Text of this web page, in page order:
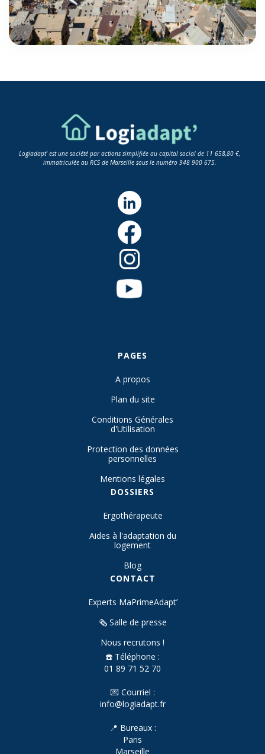
Logiadapt' est une société par actions simplifiée au capital social de 11 658,80 €,
immatriculée au RCS de Marseille sous le numéro 948 900 675.
PAGES
A propos
Plan du site
Conditions Générales
d'Utilisation
Protection des données
personnelles
Mentions légales
DOSSIERS
Ergothérapeute
Aides à l'adaptation du
logement
Blog
CONTACT
Experts MaPrimeAdapt’
🗞️ Salle de presse
Nous recrutons !
☎️ Téléphone :
01 89 71 52 70
💌 Courriel :
info@logiadapt.fr
📍 Bureaux :
Paris
Marseille